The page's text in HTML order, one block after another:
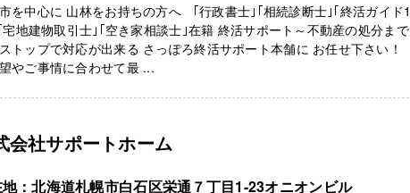
を中心に 山林をお持ちの方へ ｢行政書士｣｢相続診断士｣｢終活ガイド1
宅地建物取引士｣｢空き家相談士｣在籍 終活サポート～不動産の処分まで
トップで対応が出来る さっぽろ終活サポート本舗に お任せ下さい！
やご事情に合わせて最 ...
会社サポートホーム
：北海道札幌市白石区栄通７丁目1-23オニオンビル